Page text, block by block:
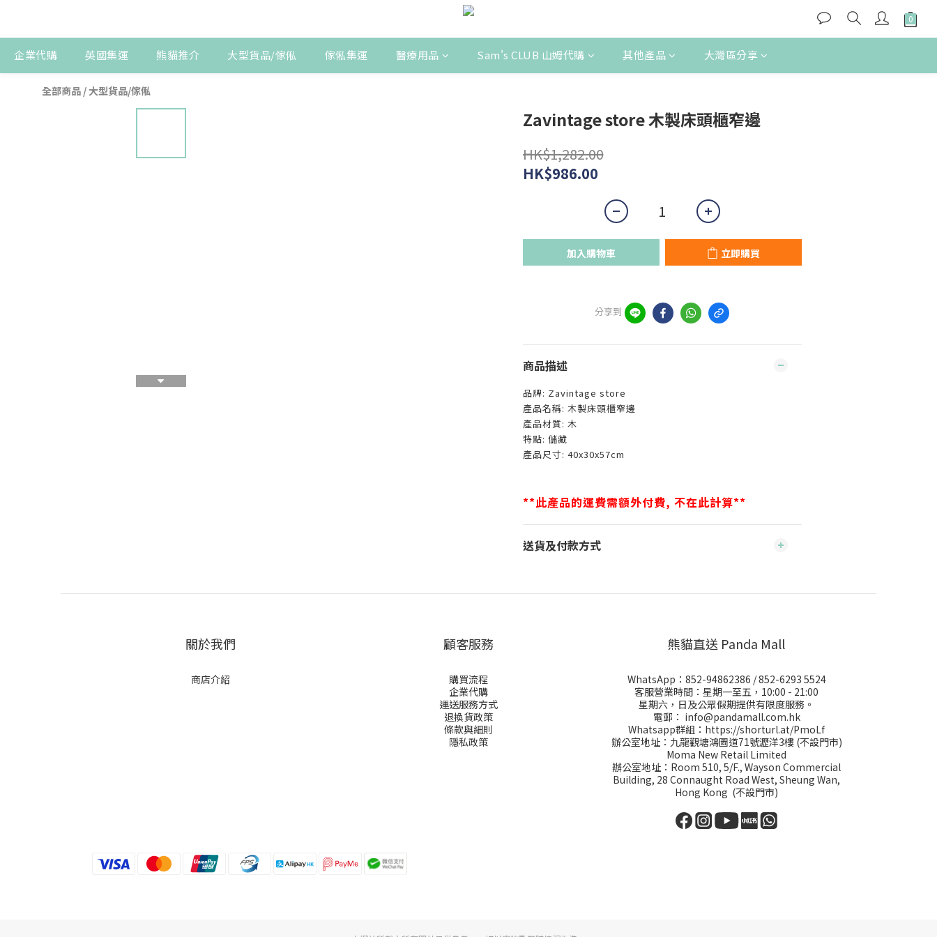
企業代購 英國集運 熊貓推介 大型貨品/傢俬 傢俬集運 醫療用品 Sam's CLUB 山姆代購 其他產品 大灣區分享
全部商品 /大型貨品/傢俬
Zavintage store 木製床頭櫃窄邊
HK$1,282.00
HK$986.00
加入購物車 立即購買
分享到
商品描述
品牌: Zavintage store
產品名稱: 木製床頭櫃窄邊
產品材質: 木
特點: 儲藏
產品尺寸: 40x30x57cm
**此產品的運費需額外付費, 不在此計算**
送貨及付款方式
關於我們
商店介紹
顧客服務
購買流程
企業代購
運送服務方式
退換貨政策
條款與細則
隱私政策
熊貓直送 Panda Mall
WhatsApp： 852-94862386 /852-6293 5524
客服營業時間：星期一至五，10:00 - 21:00
星期六，日及公眾假期提供有限度服務。
電郵： info@pandamall.com.hk
Whatsapp群組： https://shorturl.at/PmoLf
辦公室地址：九龍觀塘鴻圖道71號瀝洋3樓 (不設門市)
Moma New Retail Limited
辦公室地址：Room 510, 5/F., Wayson Commercial
Building, 28 Connaught Road West, Sheung Wan,
Hong Kong (不設門市)